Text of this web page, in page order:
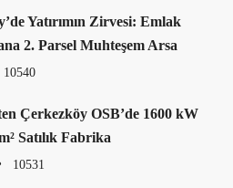
Yatırımın Zirvesi: Emlak
2. Parsel Muhteşem Arsa
10540
Çerkezköy OSB’de 1600 kW
Satılık Fabrika
10531